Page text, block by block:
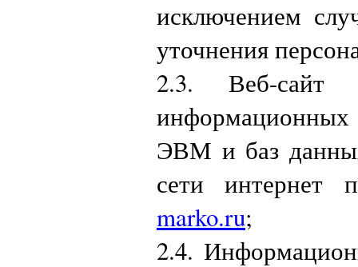
исключением
уточнения
2.3. Веб-сайт
ЭВМ и баз
сети интернет
marko.ru;
2.4.